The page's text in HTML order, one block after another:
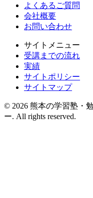
よくあるご質問
会社概要
お問い合わせ
サイトメニュー
受講までの流れ
実績
サイトポリシー
サイトマップ
© 2026 熊本の学習塾・
ー. All rights reserved.